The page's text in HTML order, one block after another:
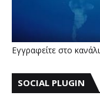
Εγγραφείτε στο
SOCIAL PLUGIN